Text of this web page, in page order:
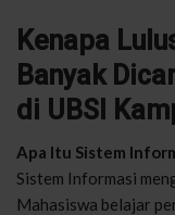
Kenapa
Banyak
di UBSI
Apa Itu Sistem
Sistem Informasi
Mahasiswa belajar